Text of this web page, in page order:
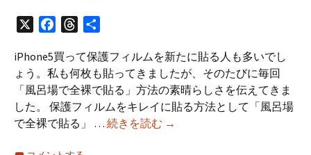
FacebookThreads
iPhone5買って保護フィルムを新たに貼る人も多いでし
ょう。私も何枚も貼ってきましたが、そのたびに毎回
「風呂場で全裸で貼る」方法の素晴らしさを伝えてきま
した。 保護フィルムをキレイに貼る方法として「風呂場
で全裸で貼る」 … 続きを読む 保
→